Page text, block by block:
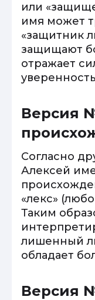
или
имя может
«защитник
защищают
отражает
Версия
Согласно
Алексей
«лекс»
Таким
лишенный
обладает
Версия